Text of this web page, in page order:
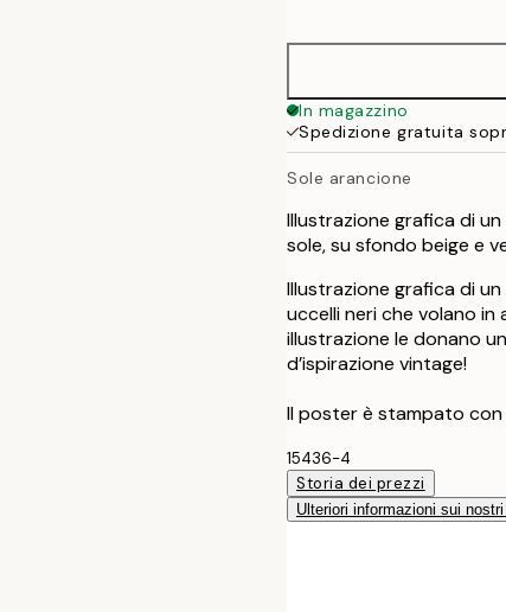
In magazzino
Spedizione gratuita
Sole arancione
Illustrazione grafica di
sole, su sfondo beige e
Illustrazione grafica di
uccelli neri che volano
illustrazione le donano
d’ispirazione vintage!
Il poster è stampato
15436-4
Storia dei prezzi
Ulteriori informazioni sui